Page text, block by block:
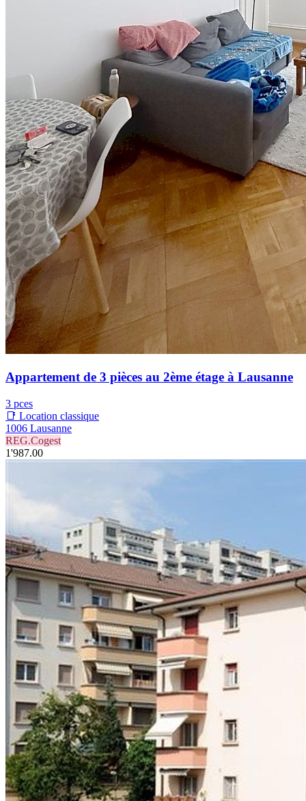
Appartement de 3 pièces au 2ème étage à Lausanne
3 pces
📑 Location classique
1006 Lausanne
REG.Cogest
1'987.00